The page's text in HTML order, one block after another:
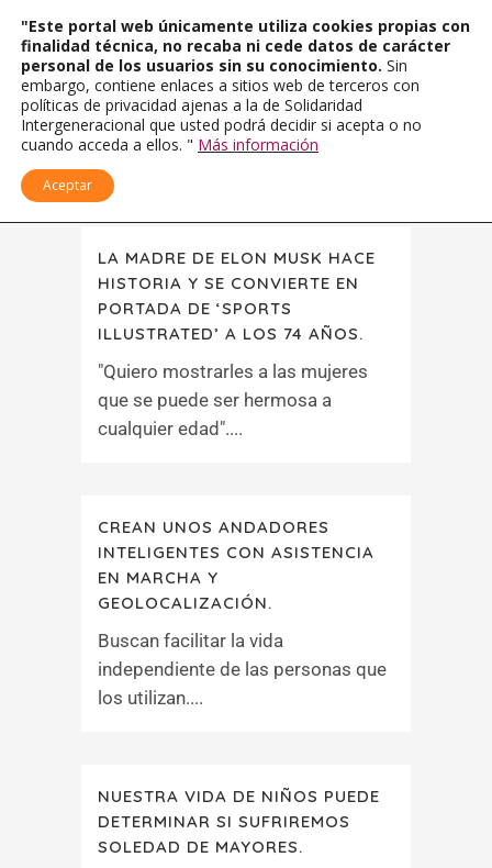
LA MADRE DE ELON MUSK HACE
HISTORIA Y SE CONVIERTE EN
PORTADA DE ‘SPORTS
ILLUSTRATED’ A LOS 74 AÑOS.
"Quiero mostrarles a las mujeres
que se puede ser hermosa a
cualquier edad"....
CREAN UNOS ANDADORES
INTELIGENTES CON ASISTENCIA
EN MARCHA Y
GEOLOCALIZACIÓN.
Buscan facilitar la vida
independiente de las personas que
los utilizan....
NUESTRA VIDA DE NIÑOS PUEDE
DETERMINAR SI SUFRIREMOS
SOLEDAD DE MAYORES.
"Este portal web únicamente utiliza cookies propias con
finalidad técnica, no recaba ni cede datos de carácter
personal de los usuarios sin su conocimiento. Sin
embargo, contiene enlaces a sitios web de terceros con
políticas de privacidad ajenas a la de Solidaridad
Intergeneracional que usted podrá decidir si acepta o no
cuando acceda a ellos. " Más información
Aceptar